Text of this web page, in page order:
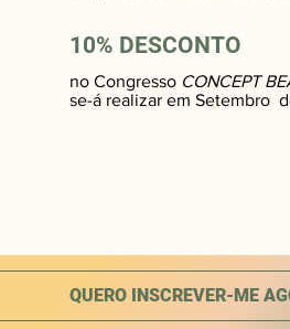
10% DESCONTO
no Congresso CONCEPT
se-á realizar em Setembro
QUERO INSCREVER-ME